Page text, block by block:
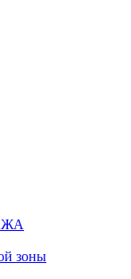
зоны